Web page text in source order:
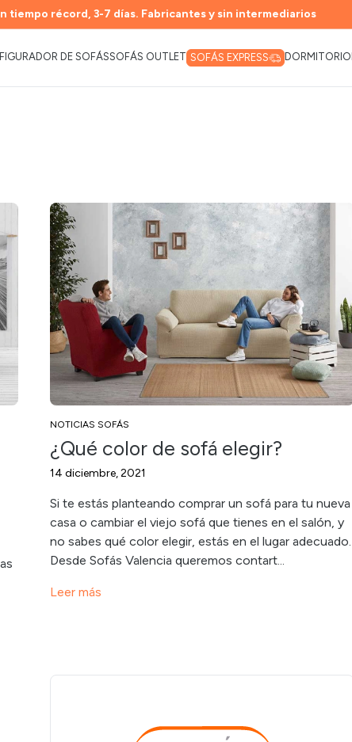
tiempo récord, 3-7 días. Fabricantes y sin intermediarios
DE SOFÁSSOFÁS OUTLET SOFÁS EXPRESS DORMITORIO
NOTICIAS SOFÁS
¿Qué color de sofá elegir?
14 diciembre, 2021
Si te estás planteando comprar un sofá para tu nueva
casa o cambiar el viejo sofá que tienes en el salón, y
no sabes qué color elegir, estás en el lugar adecuado.
Desde Sofás Valencia queremos contart...
Leer más